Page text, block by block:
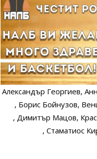
Александър Георгиев,
, Борис Бойнузов,
, Димитър Мацов,
, Стаматиос